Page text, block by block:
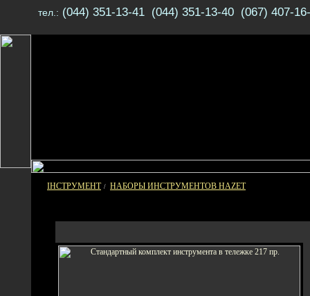
тел.: (044) 351-13-41 (044) 351-13-40 (067) 407-
ІНСТРУМЕНТ / НАБОРЫ ИНСТРУМЕНТОВ HAZET